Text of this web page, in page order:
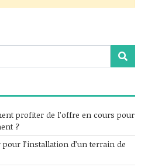
profiter de l’offre en cours pour
?
l’installation d’un terrain de